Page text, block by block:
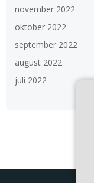
november 2022
oktober 2022
september 2022
august 2022
juli 2022